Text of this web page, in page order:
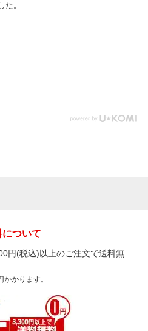
。
について
円(税込)以上のご注文で送料無
かります。